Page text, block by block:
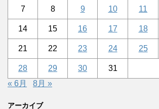
7 8 9 10 11
14 15 16 17 18
21 22 23 24 25
28 29 30
31
« 6月
8月 »
アーカイブ